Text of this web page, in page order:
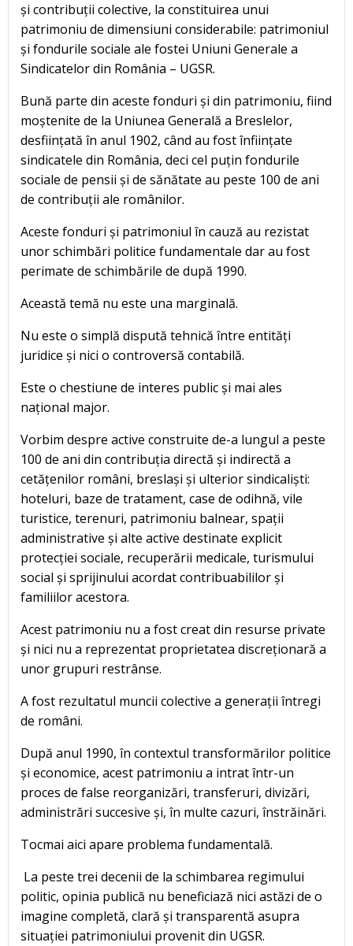
și contribuții colective, la constituirea unui
patrimoniu de dimensiuni considerabile: patrimoniul
și fondurile sociale ale fostei Uniuni Generale a
Sindicatelor din România – UGSR.
Bună parte din aceste fonduri și din patrimoniu, fiind
moștenite de la Uniunea Generală a Breslelor,
desființată în anul 1902, când au fost înființate
sindicatele din România, deci cel puțin fondurile
sociale de pensii și de sănătate au peste 100 de ani
de contribuții ale românilor.
Aceste fonduri și patrimoniul în cauză au rezistat
unor schimbări politice fundamentale dar au fost
perimate de schimbările de după 1990.
Această temă nu este una marginală.
Nu este o simplă dispută tehnică între entități
juridice și nici o controversă contabilă.
Este o chestiune de interes public și mai ales
național major.
Vorbim despre active construite de-a lungul a peste
100 de ani din contribuția directă și indirectă a
cetățenilor români, breslași și ulterior sindicaliști:
hoteluri, baze de tratament, case de odihnă, vile
turistice, terenuri, patrimoniu balnear, spații
administrative și alte active destinate explicit
protecției sociale, recuperării medicale, turismului
social și sprijinului acordat contribuabililor și
familiilor acestora.
Acest patrimoniu nu a fost creat din resurse private
și nici nu a reprezentat proprietatea discreționară a
unor grupuri restrânse.
A fost rezultatul muncii colective a generații întregi
de români.
După anul 1990, în contextul transformărilor politice
și economice, acest patrimoniu a intrat într-un
proces de false reorganizări, transferuri, divizări,
administrări succesive și, în multe cazuri, înstrăinări.
Tocmai aici apare problema fundamentală.
La peste trei decenii de la schimbarea regimului
politic, opinia publică nu beneficiază nici astăzi de o
imagine completă, clară și transparentă asupra
situației patrimoniului provenit din UGSR.